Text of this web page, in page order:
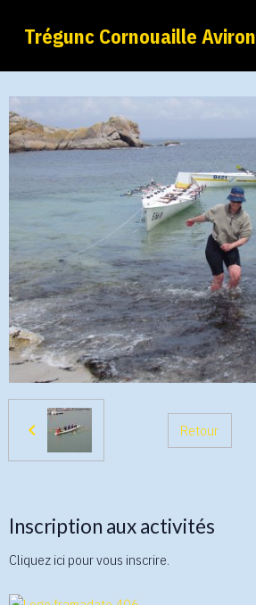
Trégunc Cornouaille Aviron
Retour
Inscription aux activités
Cliquez ici pour vous inscrire.